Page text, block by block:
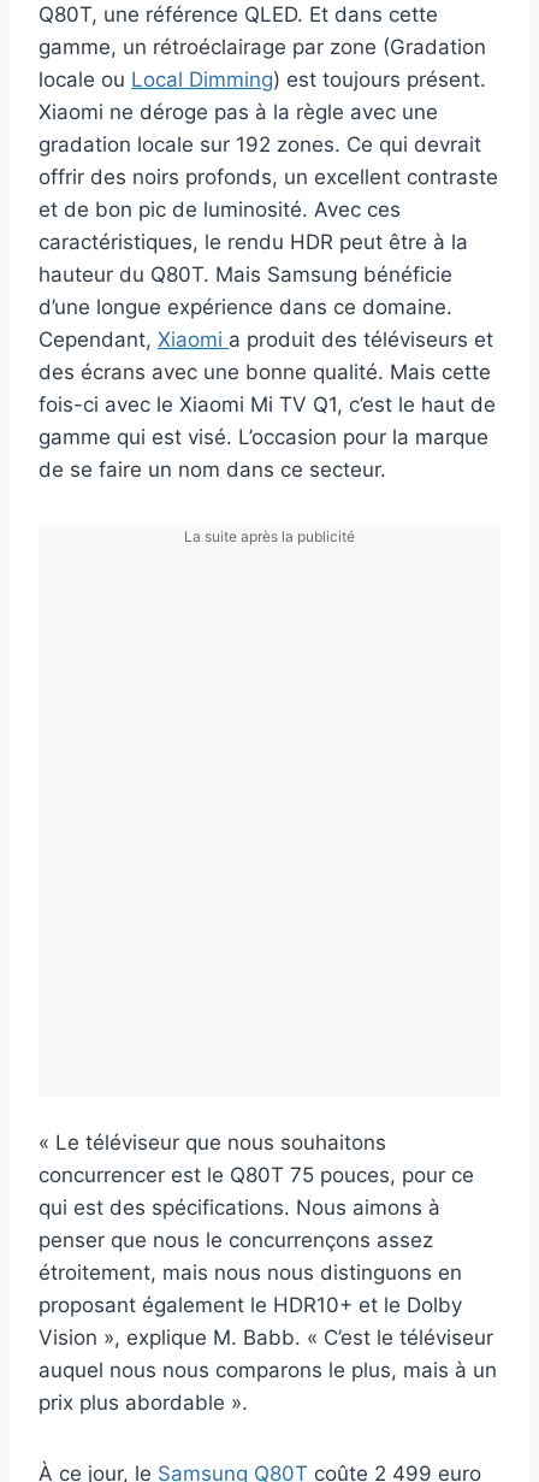
Q80T, une référence QLED. Et dans cette
gamme, un rétroéclairage par zone (Gradation
locale ou Local Dimming) est toujours présent.
Xiaomi ne déroge pas à la règle avec une
gradation locale sur 192 zones. Ce qui devrait
offrir des noirs profonds, un excellent contraste
et de bon pic de luminosité. Avec ces
caractéristiques, le rendu HDR peut être à la
hauteur du Q80T. Mais Samsung bénéficie
d’une longue expérience dans ce domaine.
Cependant, Xiaomi a produit des téléviseurs et
des écrans avec une bonne qualité. Mais cette
fois-ci avec le Xiaomi Mi TV Q1, c’est le haut de
gamme qui est visé. L’occasion pour la marque
de se faire un nom dans ce secteur.
La suite après la publicité
« Le téléviseur que nous souhaitons
concurrencer est le Q80T 75 pouces, pour ce
qui est des spécifications. Nous aimons à
penser que nous le concurrençons assez
étroitement, mais nous nous distinguons en
proposant également le HDR10+ et le Dolby
Vision », explique M. Babb. « C’est le téléviseur
auquel nous nous comparons le plus, mais à un
prix plus abordable ».
À ce jour, le Samsung Q80T coûte 2 499 euro